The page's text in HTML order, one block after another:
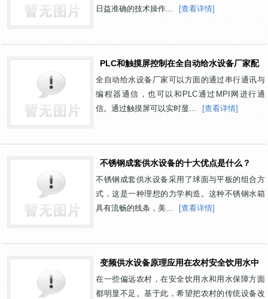
日益准确的技术操作...
[查看详情]
PLC和触摸屏控制在全自动给水设备厂家配
置
全自动给水设备厂家可以方面的通过串行通讯与
编程器通信，也可以和PLC通过MPI网进行通
信。通过触摸屏可以实时显...
[查看详情]
不锈钢成套供水设备的十大优点是什么？
不锈钢成套供水设备采用了球面与平板的组合方
式，这是一种理想的力学构造。这种不锈钢水箱
具有流畅的线条，美...
[查看详情]
变频供水设备原理应用在农村安全饮用水中
在一些偏远农村，在安全饮用水和用水保障方面
都明显不足。基于此，希望把农村的传统设备改